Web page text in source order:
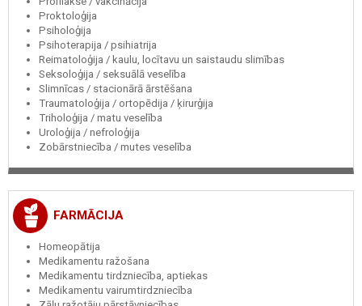
Proktoloģija
Psiholoģija
Psihoterapija / psihiatrija
Reimatoloģija / kaulu, locītavu un saistaudu slimības
Seksoloģija / seksuālā veselība
Slimnīcas / stacionārā ārstēšana
Traumatoloģija / ortopēdija / ķirurģija
Triholoģija / matu veselība
Uroloģija / nefroloģija
Zobārstniecība / mutes veselība
FARMĀCIJA
Homeopātija
Medikamentu ražošana
Medikamentu tirdzniecība, aptiekas
Medikamentu vairumtirdzniecība